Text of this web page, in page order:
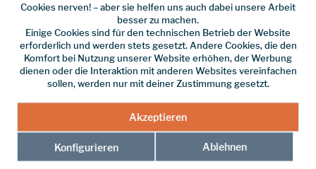
45,00 € *
inkl. MwSt.zzgl. Versandkosten
Größe
Merken
Hersteller-Nr.: 201134-1-0606-L
Cookies nerven! – aber sie helfen uns auch dabei unsere Arbeit
besser zu machen.
Einige Cookies sind für den technischen Betrieb der Website
erforderlich und werden stets gesetzt. Andere Cookies, die den
Komfort bei Nutzung unserer Website erhöhen, der Werbung
dienen oder die Interaktion mit anderen Websites vereinfachen
sollen, werden nur mit deiner Zustimmung gesetzt.
Akzeptieren
Konfigurieren Ablehnen